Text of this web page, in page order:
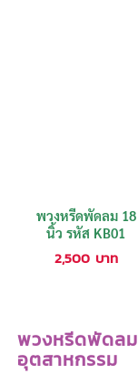
พวงหรีดพัดลม 18
นิ้ว รหัส KB01
2,500 บาท
พวงหรีดพัดลม
อุตสาหกรรม